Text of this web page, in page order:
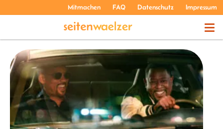
Mitmachen FAQ Datenschutz Impressum
THEMEN
ÜBER UNS